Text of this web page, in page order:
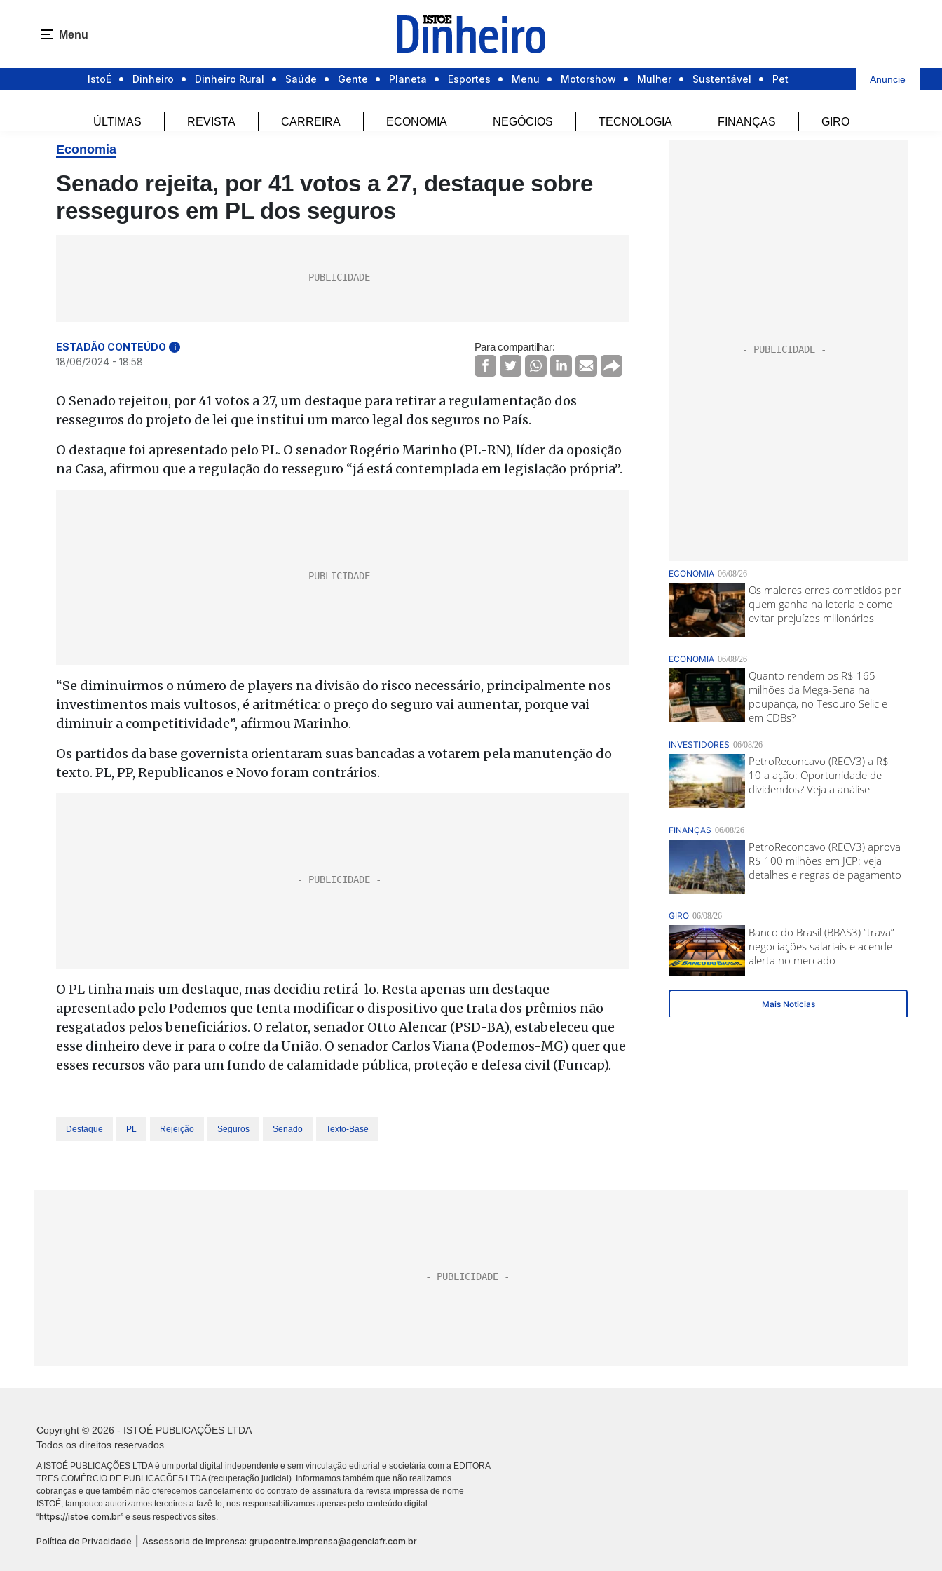
Menu
IstoÉ Dinheiro Dinheiro Rural Saúde Gente Planeta Esportes Menu Motorshow Mulher Sustentável Pet Anuncie
ÚLTIMAS REVISTA CARREIRA ECONOMIA NEGÓCIOS TECNOLOGIA FINANÇAS GIRO
Economia
Senado rejeita, por 41 votos a 27, destaque sobre
resseguros em PL dos seguros
ESTADÃO CONTEÚDO i
18/06/2024 - 18:58
Para compartilhar:
O Senado rejeitou, por 41 votos a 27, um destaque para retirar a regulamentação dos
resseguros do projeto de lei que institui um marco legal dos seguros no País.
O destaque foi apresentado pelo PL. O senador Rogério Marinho (PL-RN), líder da oposição
na Casa, afirmou que a regulação do resseguro “já está contemplada em legislação própria”.
“Se diminuirmos o número de players na divisão do risco necessário, principalmente nos
investimentos mais vultosos, é aritmética: o preço do seguro vai aumentar, porque vai
diminuir a competitividade”, afirmou Marinho.
Os partidos da base governista orientaram suas bancadas a votarem pela manutenção do
texto. PL, PP, Republicanos e Novo foram contrários.
O PL tinha mais um destaque, mas decidiu retirá-lo. Resta apenas um destaque
apresentado pelo Podemos que tenta modificar o dispositivo que trata dos prêmios não
resgatados pelos beneficiários. O relator, senador Otto Alencar (PSD-BA), estabeleceu que
esse dinheiro deve ir para o cofre da União. O senador Carlos Viana (Podemos-MG) quer que
esses recursos vão para um fundo de calamidade pública, proteção e defesa civil (Funcap).
Destaque PL Rejeição Seguros Senado Texto-Base
Copyright © 2026 - ISTOÉ PUBLICAÇÕES LTDA
Todos os direitos reservados.
A ISTOÉ PUBLICAÇÕES LTDA é um portal digital independente e sem vinculação editorial e societária com a EDITORA
TRES COMÉRCIO DE PUBLICACÕES LTDA (recuperação judicial). Informamos também que não realizamos
cobranças e que também não oferecemos cancelamento do contrato de assinatura da revista impressa de nome
ISTOÉ, tampouco autorizamos terceiros a fazê-lo, nos responsabilizamos apenas pelo conteúdo digital
“https://istoe.com.br” e seus respectivos sites.
Política de Privacidade Assessoria de Imprensa: grupoentre.imprensa@agenciafr.com.br